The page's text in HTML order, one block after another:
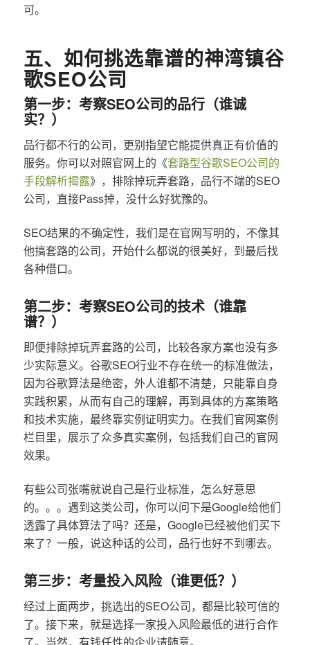
可。
五、如何挑选靠谱的神湾镇谷
歌SEO公司
第一步：考察SEO公司的品行（谁诚
实？）
品行都不行的公司，更别指望它能提供真正有价值的
服务。你可以对照官网上的《套路型谷歌SEO公司的
手段解析揭露》，排除掉玩弄套路，品行不端的SEO
公司，直接Pass掉，没什么好犹豫的。
SEO结果的不确定性，我们是在官网写明的，不像其
他搞套路的公司，开始什么都说的很美好，到最后找
各种借口。
第二步：考察SEO公司的技术（谁靠
谱？）
即便排除掉玩弄套路的公司，比较各家方案也没有多
少实际意义。谷歌SEO行业不存在统一的标准做法，
因为谷歌算法是绝密，外人谁都不清楚，只能靠自身
实践积累，从而有自己的理解，再到具体的方案策略
和技术实施，最终靠实例证明实力。在我们官网案例
栏目里，展示了众多真实案例，包括我们自己的官网
效果。
有些公司张嘴就说自己是行业标准，怎么好意思
的。。。遇到这类公司，你可以问下是Google给他们
透露了具体算法了吗？还是，Google已经被他们买下
来了？一般，说这种话的公司，品行也好不到哪去。
第三步：考量投入风险（谁更低？）
经过上面两步，挑选出的SEO公司，都是比较可信的
了。接下来，就是选择一家投入风险最低的进行合作